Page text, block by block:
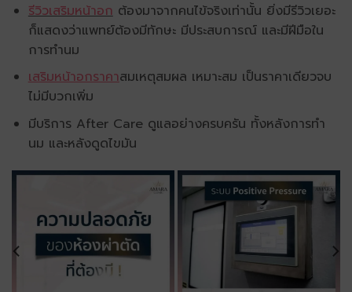
รีวิวเสริมหน้าอก ต้องมาจากคนไข้จริงเท่านั้น ยิ่งมีรีวิวเยอะ
ก็แสดงว่าแพทย์ต้องมีทักษะ มีประสบการณ์ และมีฝีมือใน
การทำนม
เสริมหน้าอกราคาสมเหตุสมผล เหมาะสม เป็นราคาเดียวจบ
ไม่มีบวกเพิ่ม
มีบริการ After Care ดูแลอย่างครบครัน ทั้งหลังการทำ
นม และหลังดูดไขมัน